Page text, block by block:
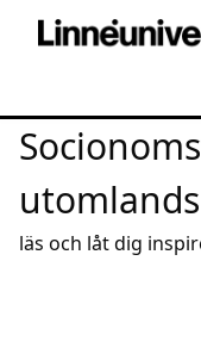
utomlands
läs och låt dig